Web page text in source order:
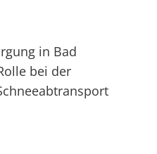
in Bad
bei der